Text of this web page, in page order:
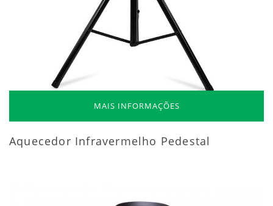
MAIS INFORMAÇÕES
Aquecedor Infravermelho Pedestal